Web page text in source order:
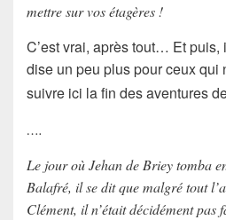
mettre sur vos étagères !
C’est vrai, après tout… Et puis,
dise un peu plus pour ceux qui
suivre ici la fin des aventures
….
Le jour où Jehan de Briey tomba
Balafré, il se dit que malgré tout
Clément, il n’était décidément pas